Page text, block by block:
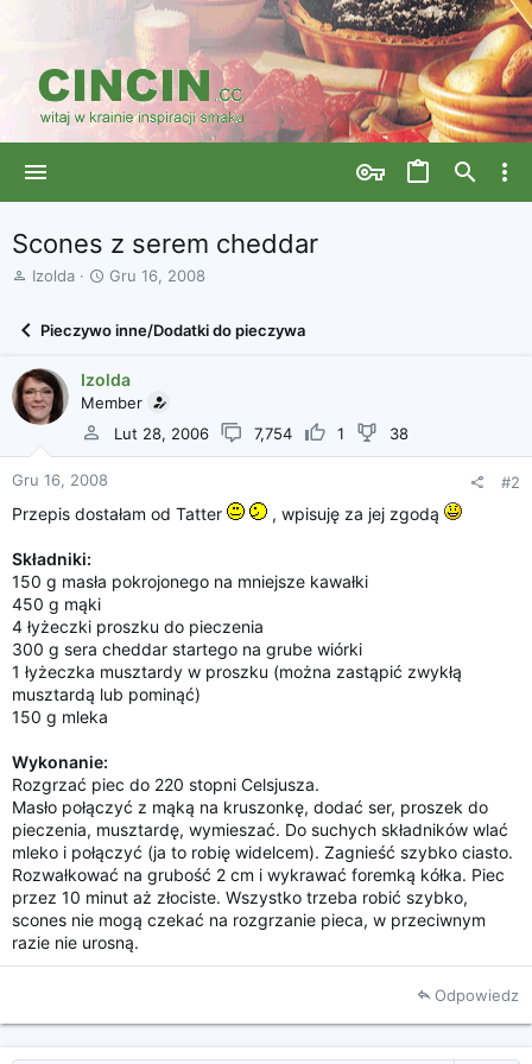
Scones z serem cheddar
A
w
ą
t
Izolda
D
a
o
z
p
o
ę
Gru 16, 2008
Pieczywo inne/Dodatki do pieczywa
Izolda
Member
Lut 28, 2006
7,754 1 38
Gru 16, 2008 #2
Przepis dostałam od Tatter , wpisuję za jej zgodą
Składniki:
150 g masła pokrojonego na mniejsze kawałki
450 g mąki
4 łyżeczki proszku do pieczenia
300 g sera cheddar startego na grube wiórki
1 łyżeczka musztardy w proszku (można zastąpić zwykłą
musztardą lub pominąć)
150 g mleka
Wykonanie:
Rozgrzać piec do 220 stopni Celsjusza.
Masło połączyć z mąką na kruszonkę, dodać ser, proszek do
pieczenia, musztardę, wymieszać. Do suchych składników wlać
mleko i połączyć (ja to robię widelcem). Zagnieść szybko ciasto.
Rozwałkować na grubość 2 cm i wykrawać foremką kółka. Piec
przez 10 minut aż złociste. Wszystko trzeba robić szybko,
scones nie mogą czekać na rozgrzanie pieca, w przeciwnym
razie nie urosną.
Odpowiedz